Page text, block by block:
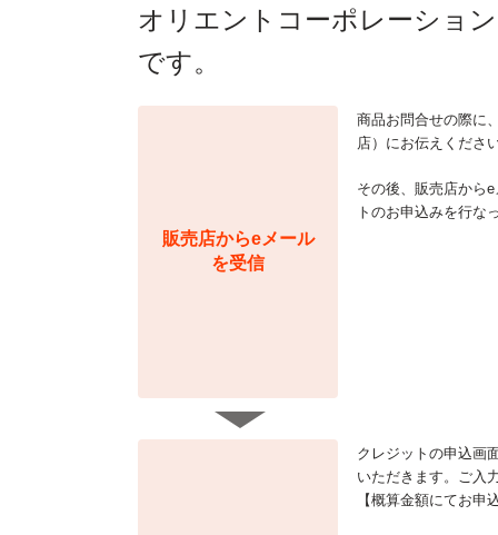
オリエントコーポレーショ
です。
販売店からeメール
を受信
商品お問合せの際に
店）にお伝えくださ
その後、販売店から
トのお申込みを行な
クレジットの申込画
いただきます。ご入
【概算金額にてお申